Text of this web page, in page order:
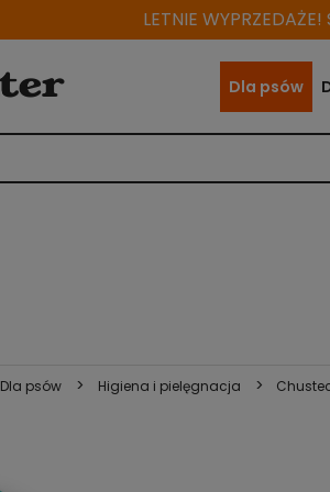
LETNIE
Dla psów
Dla psów > Higiena i pielęgnacja >